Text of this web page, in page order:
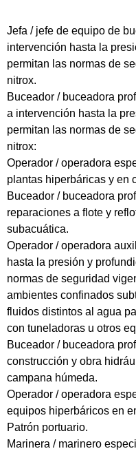
Jefa / jefe de equipo de
intervención hasta la
permitan las normas de
nitrox.
Buceador / buceadora
a intervención hasta la
permitan las normas de
nitrox:
Operador / operadora
plantas hiperbáricas y en
Buceador / buceadora
reparaciones a flote y
subacuática.
Operador / operadora
hasta la presión y
normas de seguridad
ambientes confinados
fluidos distintos al agua
con tuneladoras u otros
Buceador / buceadora
construcción y obra
campana húmeda.
Operador / operadora
equipos hiperbáricos en
Patrón portuario.
Marinera / marinero